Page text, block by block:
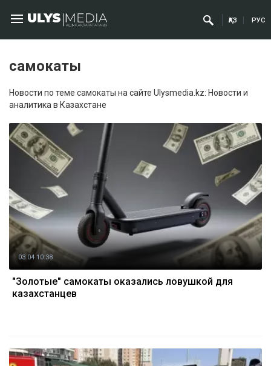
ҚАЗ РУС
самокаты
Новости по теме самокаты на сайте Ulysmedia.kz: Новости и
аналитика в Казахстане
03.04 10:38
"Золотые" самокаты оказались ловушкой для
казахстанцев